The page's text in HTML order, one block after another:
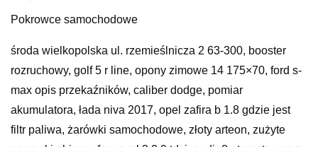
Pokrowce samochodowe
środa wielkopolska ul. rzemieślnicza 2 63-300, booster
rozruchowy, golf 5 r line, opony zimowe 14 175×70, ford s-
max opis przekaźników, caliber dodge, pomiar
akumulatora, łada niva 2017, opel zafira b 1.8 gdzie jest
filtr paliwa, żarówki samochodowe, złoty arteon, zużyte